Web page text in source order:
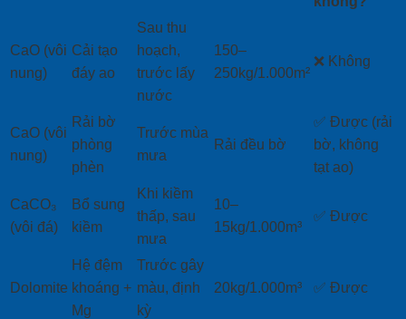
CaO (vôi
nung)
Cải tạo
đáy ao
Sau thu
hoạch,
trước lấy
nước
150–
250kg/1.000m²
❌ Không
CaO (vôi
nung)
Rải bờ
phòng
phèn
Trước mùa
mưa
Rải đều bờ
✅ Được (rải
bờ, không
tạt ao)
CaCO₃
(vôi đá)
Bổ sung
kiềm
Khi kiềm
thấp, sau
mưa
10–
15kg/1.000m³
✅ Được
Dolomite
Hệ đệm
khoáng +
Mg
Trước gây
màu, định
kỳ
20kg/1.000m³ ✅ Được